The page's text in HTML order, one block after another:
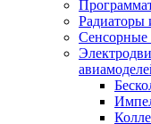
Радиаторы
Сенсорные